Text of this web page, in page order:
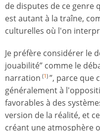
de disputes de ce genre
est autant à la traîne,
culturelles où l'on
Je préfère considérer le
jouabilité” comme le
narration (1) ”, parce que
généralement à
favorables à des
version de la réalité, et
créant une atmosphère